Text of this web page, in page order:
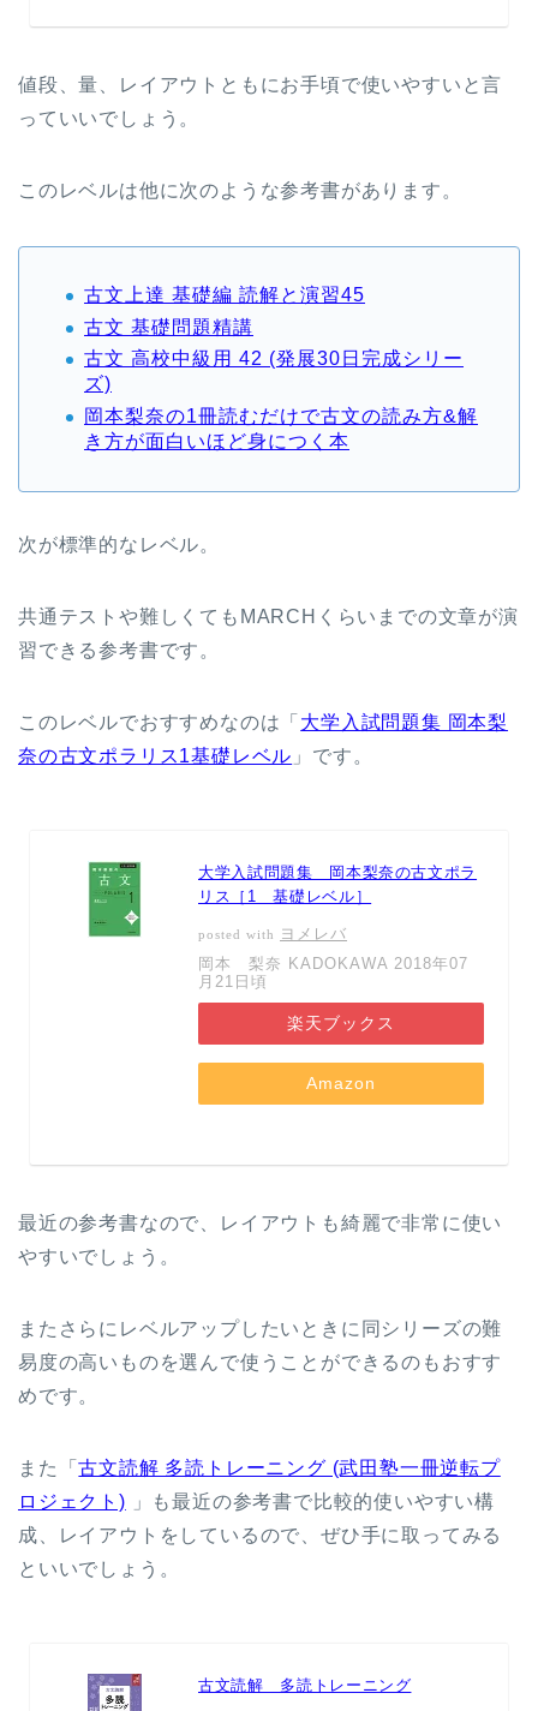
値段、量、レイアウトともにお手頃で使いやすいと言
っていいでしょう。
このレベルは他に次のような参考書があります。
古文上達 基礎編 読解と演習45
古文 基礎問題精講
古文 高校中級用 42 (発展30日完成シリー
ズ)
岡本梨奈の1冊読むだけで古文の読み方&解
き方が面白いほど身につく本
次が標準的なレベル。
共通テストや難しくてもMARCHくらいまでの文章が演
習できる参考書です。
このレベルでおすすめなのは「 大学入試問題集 岡本梨
奈の古文ポラリス1基礎レベル 」です。
大学入試問題集 岡本梨奈の古文ポラ
リス［1 基礎レベル］
posted with
ヨメレバ
岡本 梨奈 KADOKAWA 2018年07
月21日頃
楽天ブックス
Amazon
最近の参考書なので、レイアウトも綺麗で非常に使い
やすいでしょう。
またさらにレベルアップしたいときに同シリーズの難
易度の高いものを選んで使うことができるのもおすす
めです。
また「古文読解 多読トレーニング (武田塾一冊逆転プ
ロジェクト) 」も最近の参考書で比較的使いやすい構
成、レイアウトをしているので、ぜひ手に取ってみる
といいでしょう。
古文読解 多読トレーニング